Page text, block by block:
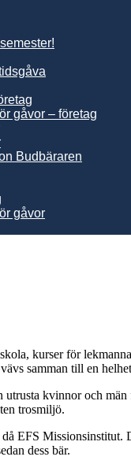
gåvor – företag
Budbäraren
gåvor
kurser för
samman till en
kvinnor och
trosmiljö.
EFS
dess bär.